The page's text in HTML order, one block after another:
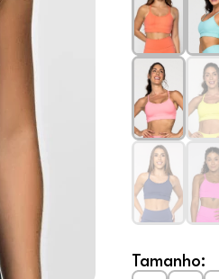
Tamanho: